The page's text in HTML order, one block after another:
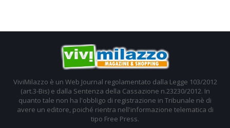
ViviMilazzo è un Web Journal regolamentato dalla Legge 103/2012
(art.3-Bis) e dalla Sentenza della Cassazione n.23230/2012. In
quanto tale non ha l'obbligo di registrazione in Tribunale nè di
avere un editore, poiché rientra nell'informazione telematica di
tipo Free Press.